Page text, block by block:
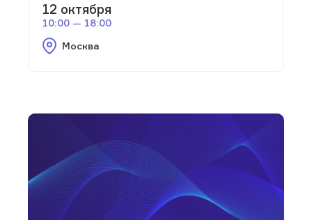
12 октября
10:00 — 18:00
Москва